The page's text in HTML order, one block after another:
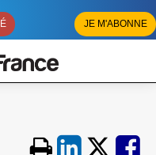
JE M'ABONNE